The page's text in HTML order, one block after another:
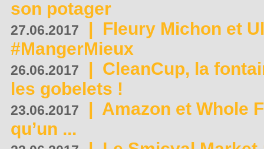
son potager
27.06.2017 | Fleury Michon et
#MangerMieux
26.06.2017 | CleanCup, la
les gobelets !
23.06.2017 | Amazon et Whole
qu’un ...